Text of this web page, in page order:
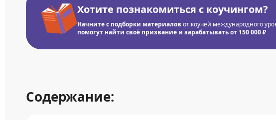
Хотите познакомиться с коучингом?
Начните с подборки материалов от коучей международного
помогут найти своё призвание и зарабатывать от 150 000 ₽
Содержание: